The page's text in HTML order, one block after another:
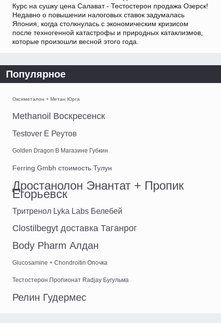
Курс на сушку цена Салават - Тестостерон продажа Озерск!
Недавно о повышении налоговых ставок задумалась
Япония, когда столкнулась с экономическим кризисом
после техногенной катастрофы и природных катаклизмов,
которые произошли весной этого года.
Популярное
Оксиметалон + Метан Юрга
Methanoil Воскресенск
Testover E Реутов
Golden Dragon В Магазине Губкин
Ferring Gmbh стоимость Тулун
Дростанолон Энантат + Пропик
Егорьевск
Тритренол Lyka Labs Белебей
Clostilbegyt доставка Таганрог
Body Pharm Алдан
Glucosamine + Chondroitin Опочка
Тестостерон Пропионат Radjay Бугульма
Релин Гудермес